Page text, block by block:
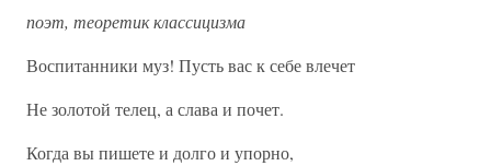
поэт, теоретик классицизма
Воспитанники муз! Пусть вас к себе влечет
Не золотой телец, а слава и почет.
Когда вы пишете и долго и упорно,